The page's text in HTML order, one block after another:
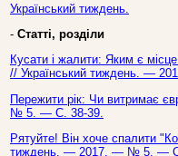
Український тиждень.
- Статті, розділи
Кусати і жалити: Яким є
// Український тиждень. —
Пережити рік: Чи витримає
№ 5. — С. 38-39.
Рятуйте! Він хоче спалити
тиждень. — 2017. — № 5. —